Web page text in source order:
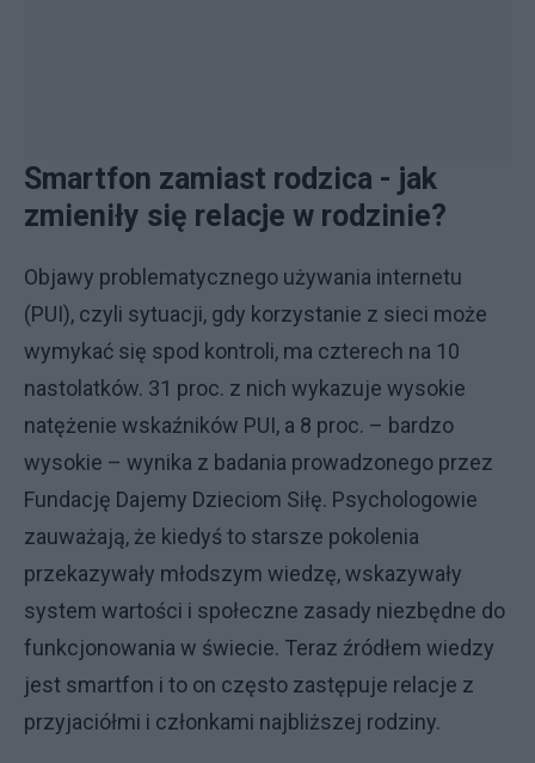
Smartfon zamiast rodzica - jak
zmieniły się relacje w rodzinie?
Objawy problematycznego używania internetu
(PUI), czyli sytuacji, gdy korzystanie z sieci może
wymykać się spod kontroli, ma czterech na 10
nastolatków. 31 proc. z nich wykazuje wysokie
natężenie wskaźników PUI, a 8 proc. – bardzo
wysokie – wynika z badania prowadzonego przez
Fundację Dajemy Dzieciom Siłę. Psychologowie
zauważają, że kiedyś to starsze pokolenia
przekazywały młodszym wiedzę, wskazywały
system wartości i społeczne zasady niezbędne do
funkcjonowania w świecie. Teraz źródłem wiedzy
jest smartfon i to on często zastępuje relacje z
przyjaciółmi i członkami najbliższej rodziny.